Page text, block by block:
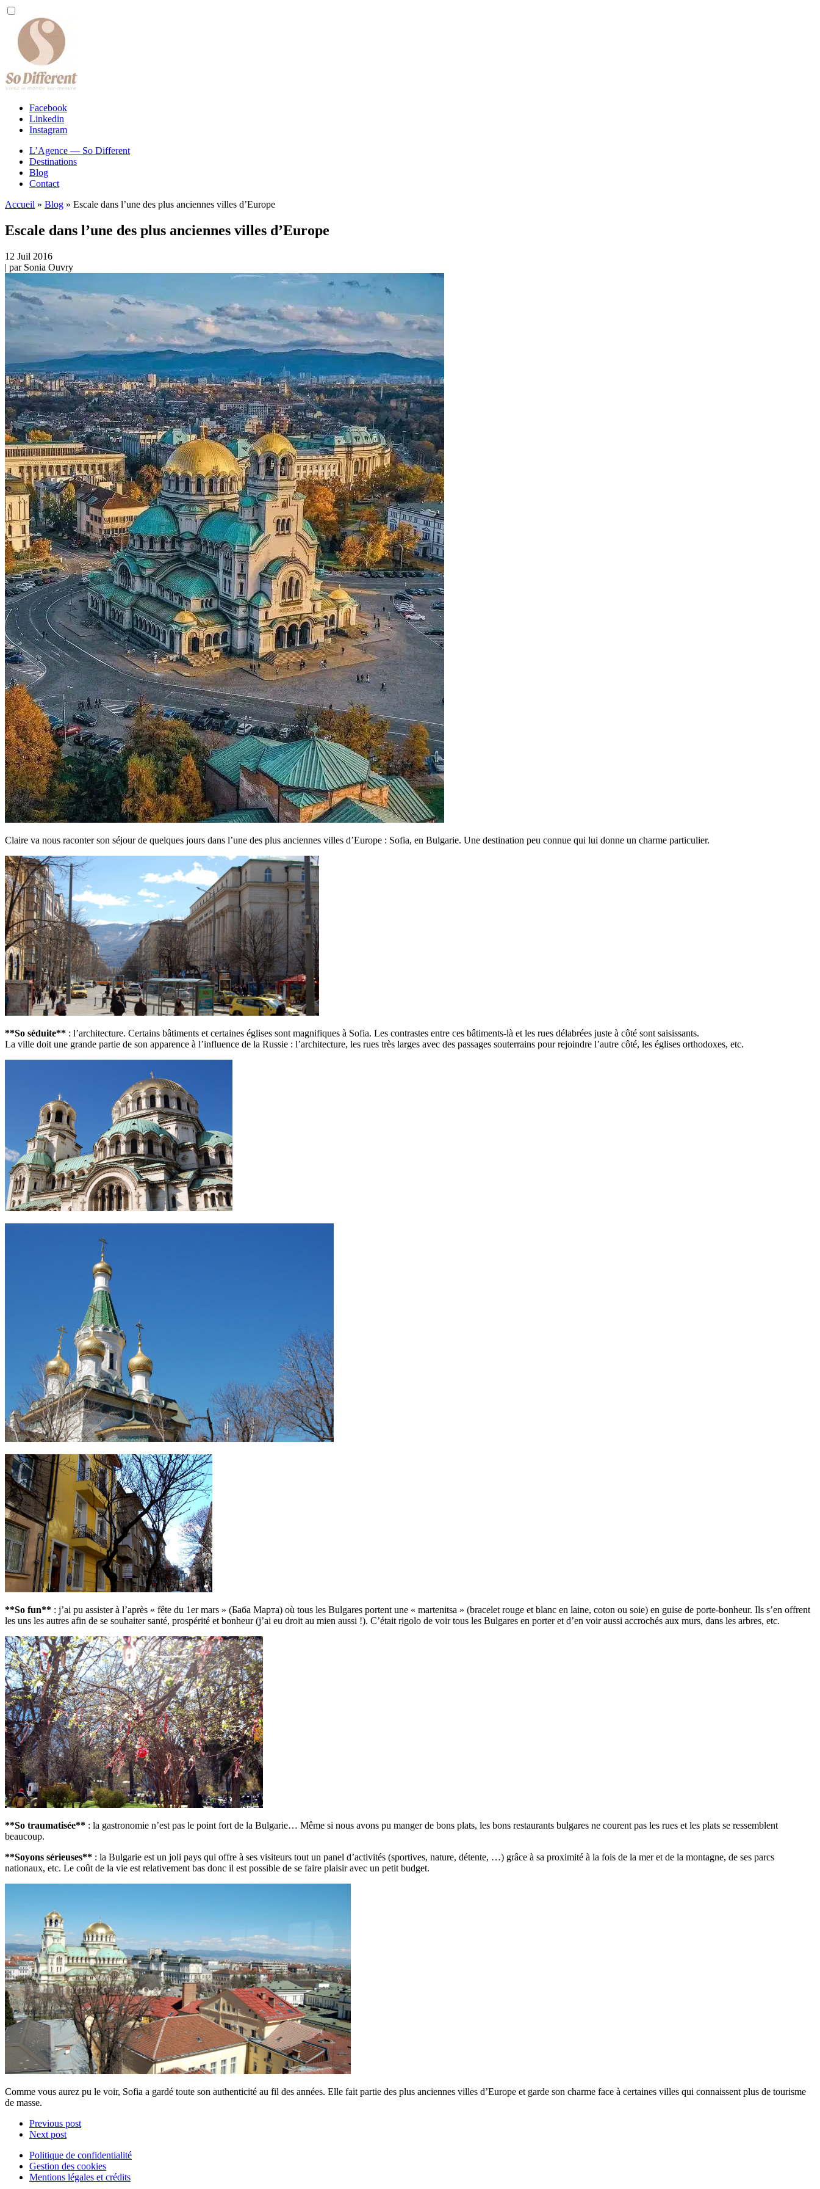
Facebook
Linkedin
Instagram
L’Agence — So Different
Destinations
Blog
Contact
Accueil » Blog » Escale dans l’une des plus anciennes villes d’Europe
Escale dans l’une des plus anciennes villes d’Europe
12 Juil 2016
| parSonia Ouvry
Claire va nous raconter son séjour de quelques jours dans l’une des plus anciennes villes d’Europe : Sofia, en Bulgarie. Une destination peu connue qui lui donne un charme particulier.
**So séduite** : l’architecture. Certains bâtiments et certaines églises sont magnifiques à Sofia. Les contrastes entre ces bâtiments-là et les rues délabrées juste à côté sont saisissants.
La ville doit une grande partie de son apparence à l’influence de la Russie : l’architecture, les rues très larges avec des passages souterrains pour rejoindre l’autre côté, les églises orthodoxes, etc.
**So fun** : j’ai pu assister à l’après « fête du 1er mars » (Баба Марта) où tous les Bulgares portent une « martenitsa » (bracelet rouge et blanc en laine, coton ou soie) en guise de porte-bonheur. Ils s’en offrent
les uns les autres afin de se souhaiter santé, prospérité et bonheur (j’ai eu droit au mien aussi !). C’était rigolo de voir tous les Bulgares en porter et d’en voir aussi accrochés aux murs, dans les arbres, etc.
**So traumatisée** : la gastronomie n’est pas le point fort de la Bulgarie… Même si nous avons pu manger de bons plats, les bons restaurants bulgares ne courent pas les rues et les plats se ressemblent
beaucoup.
**Soyons sérieuses** : la Bulgarie est un joli pays qui offre à ses visiteurs tout un panel d’activités (sportives, nature, détente, …) grâce à sa proximité à la fois de la mer et de la montagne, de ses parcs
nationaux, etc. Le coût de la vie est relativement bas donc il est possible de se faire plaisir avec un petit budget.
Comme vous aurez pu le voir, Sofia a gardé toute son authenticité au fil des années. Elle fait partie des plus anciennes villes d’Europe et garde son charme face à certaines villes qui connaissent plus de tourisme
de masse.
Previous post
Next post
Politique de confidentialité
Gestion des cookies
Mentions légales et crédits